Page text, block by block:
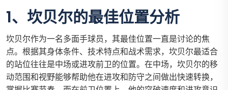
1、坎贝尔的最佳位置分析
坎贝尔作为一名多面手球员，其最佳位置一直是讨论的焦
点。根据其身体条件、技术特点和战术需求，坎贝尔最适合
的站位往往是中场或进攻前卫的位置。在中场，坎贝尔的移
动范围和视野能够帮助他在进攻和防守之间做出快速转换，